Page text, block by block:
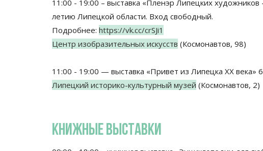
11:00 - 19:00 – выставка «Пленэр Липецких
летию Липецкой области. Вход свободный.
Подробнее: https://vk.cc/crSJi1
Центр изобразительных искусств (Космонавтов, 98)
11:00 - 19:00 — выставка «Привет из Липецка XX века»
Липецкий историко-культурный музей (Космонавтов, 2)
КНИЖНЫЕ ВЫСТАВКИ